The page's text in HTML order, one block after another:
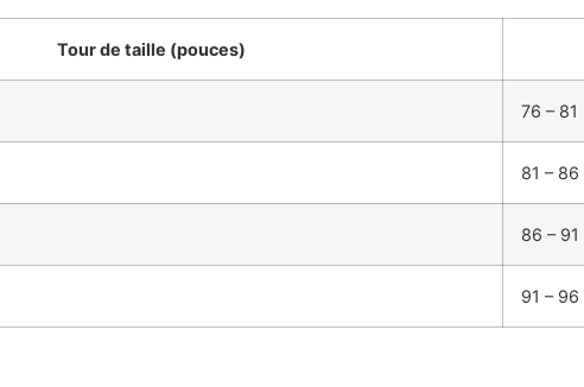
Tour de taille (pouces)
76 – 81
81 – 86
86 – 91
91 – 96